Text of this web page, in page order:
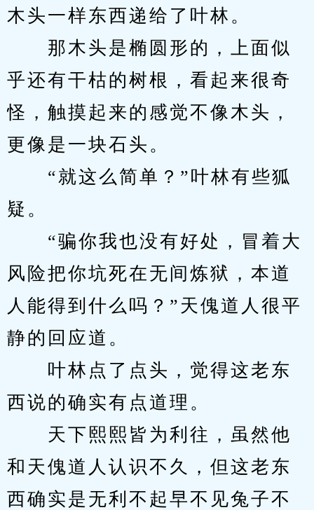
木头一样东西递给了叶林。
那木头是椭圆形的，上面似
乎还有干枯的树根，看起来很奇
怪，触摸起来的感觉不像木头，
更像是一块石头。
“就这么简单？”叶林有些狐
疑。
“骗你我也没有好处，冒着大
风险把你坑死在无间炼狱，本道
人能得到什么吗？”天傀道人很平
静的回应道。
叶林点了点头，觉得这老东
西说的确实有点道理。
天下熙熙皆为利往，虽然他
和天傀道人认识不久，但这老东
西确实是无利不起早不见兔子不